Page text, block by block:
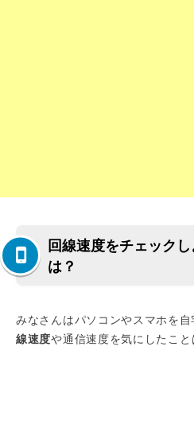
回線速度をチェック
は？
みなさんはパソコンやスマホを
線速度や通信速度を気にしたこ